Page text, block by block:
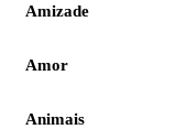
Amizade
Amor
Animais